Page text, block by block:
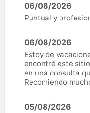
06/08/2026
Puntual y
06/08/2026
Estoy de
encontré este
en una consulta
Recomiendo
05/08/2026